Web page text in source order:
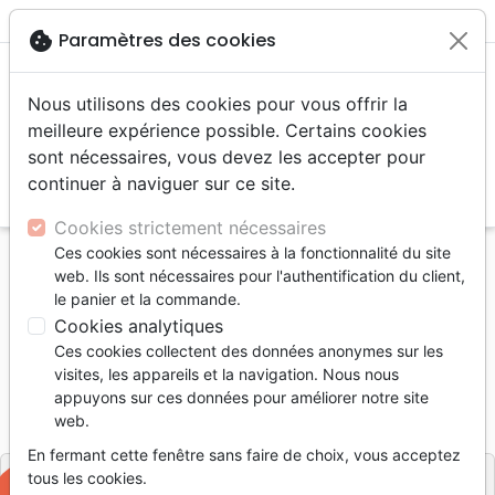
menu
Accueil Livres Événements actuels
Israël
Terre sainte: un espoir de paix
Terre sainte: un espoir de paix
Auteur :John H. Alexander
RéférenceOUR1000 EAN9782940335008
Editeur Ourania
cookie Paramètres des cookies
Nous utilisons des cookies pour vous offrir la
meilleure expérience possible. Certains cookies
sont nécessaires, vous devez les accepter pour
continuer à naviguer sur ce site.
Cookies strictement nécessaires
Ces cookies sont nécessaires à la fonctionnalité du site
web. Ils sont nécessaires pour l'authentification du client,
le panier et la commande.
Cookies analytiques
Ces cookies collectent des données anonymes sur les
visites, les appareils et la navigation. Nous nous
appuyons sur ces données pour améliorer notre site
web.
En fermant cette fenêtre sans faire de choix, vous acceptez
tous les cookies.